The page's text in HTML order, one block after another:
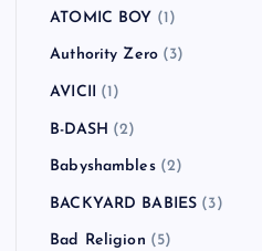
ATOMIC BOY (1)
Authority Zero (3)
AVICII (1)
B-DASH (2)
Babyshambles(2)
BACKYARD BABIES (3)
Bad Religion (5)